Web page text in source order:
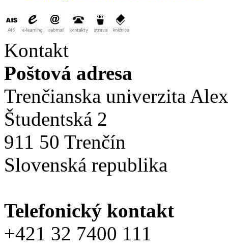
Kontakt
Poštová adresa
Trenčianska univerzita
Študentská 2
911 50 Trenčín
Slovenská republika
Telefonický kontakt
+421 32 7400 111